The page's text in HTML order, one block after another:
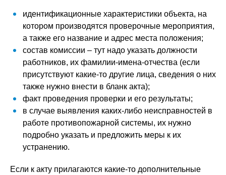
идентификационные характеристики объекта, на
котором производятся проверочные мероприятия,
а также его название и адрес места положения;
состав комиссии – тут надо указать должности
работников, их фамилии-имена-отчества (если
присутствуют какие-то другие лица, сведения о них
также нужно внести в бланк акта);
факт проведения проверки и его результаты;
в случае выявления каких-либо неисправностей в
работе противопожарной системы, их нужно
подробно указать и предложить меры к их
устранению.
Если к акту прилагаются какие-то дополнительные